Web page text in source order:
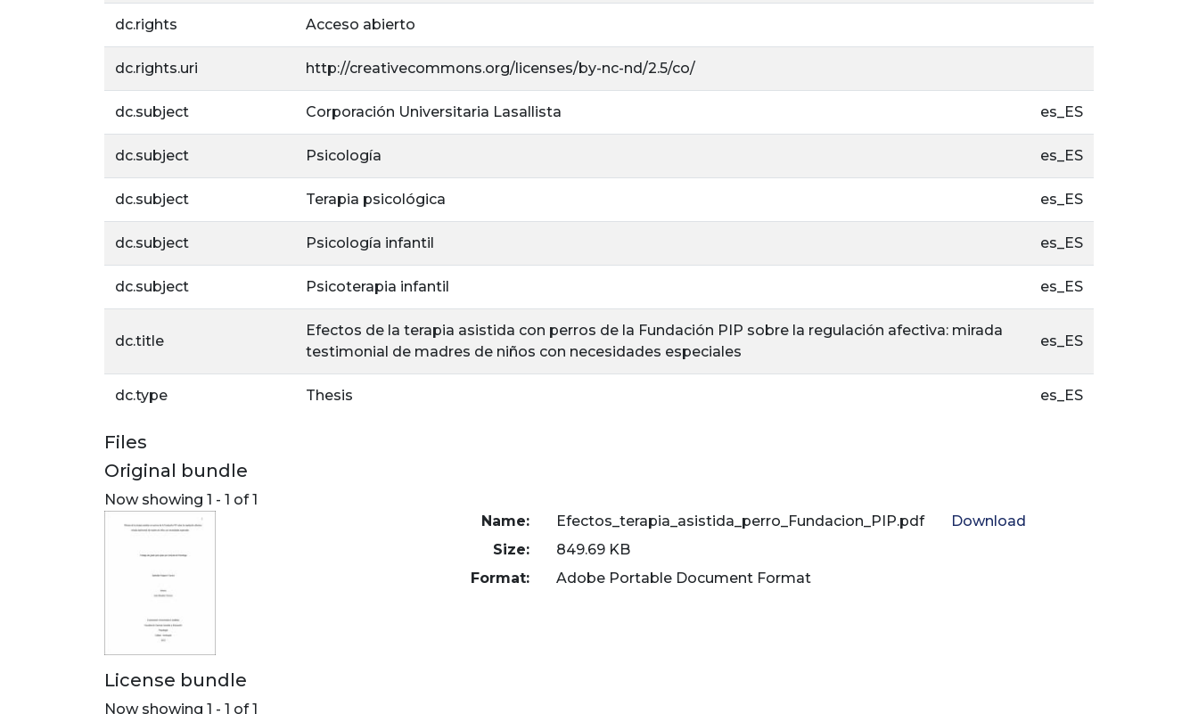
dc.rights Acceso abierto
dc.rights.uri http://creativecommons.org/licenses/by-nc-nd/2.5/co/
dc.subject Corporación Universitaria Lasallista es_ES
dc.subject Psicología es_ES
dc.subject Terapia psicológica es_ES
dc.subject Psicología infantil es_ES
dc.subject Psicoterapia infantil es_ES
dc.title
Efectos de la terapia asistida con perros de la Fundación PIP sobre la regulación afectiva: mirada
testimonial de madres de niños con necesidades especiales
es_ES
dc.type Thesis es_ES
Files
Original bundle
Now showing 1 - 1 of 1
Name:
Efectos_terapia_asistida_perro_Fundacion_PIP.pdf
Size:
849.69 KB
Format:
Adobe Portable Document Format
Download
License bundle
Now showing 1 - 1 of 1